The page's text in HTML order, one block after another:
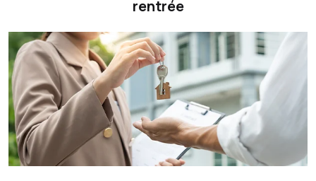
rentrée